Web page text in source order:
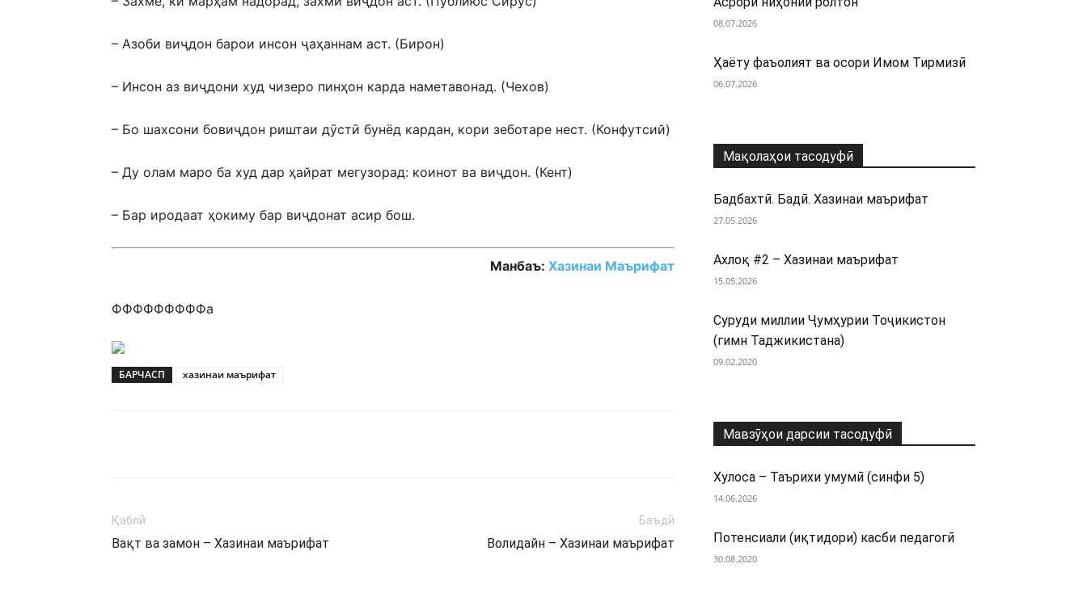
– Азоби виҷдон барои инсон ҷаҳаннам аст. (Бирон)
– Инсон аз виҷдони худ чизеро пинҳон карда наметавонад. (Чехов)
– Бо шахсони бовиҷдон риштаи дӯстӣ бунёд кардан, кори зеботаре нест. (Конфутсий)
– Ду олам маро ба худ дар ҳайрат мегузорад: коинот ва виҷдон. (Кент)
– Бар иродаат ҳокиму бар виҷдонат асир бош.
Манбаъ: Хазинаи Маърифат
ФФФФФФФФФа
БАРЧАСП хазинаи маърифат
Қаблӣ
Вақт ва замон – Хазинаи маърифат
Баъдӣ
Волидайн – Хазинаи маърифат
08.07.2026
Ҳаёту фаъолият ва осори Имом Тирмизӣ
06.07.2026
Мақолаҳои тасодуфӣ
Бадбахтӣ. Бадӣ. Хазинаи маърифат
27.05.2026
Ахлоқ #2 – Хазинаи маърифат
15.05.2026
Суруди миллии Ҷумҳурии Тоҷикистон
(гимн Таджикистана)
09.02.2020
Мавзӯҳои дарсии тасодуфӣ
Хулоса – Таърихи умумӣ (синфи 5)
14.06.2026
Потенсиали (иқтидори) касби педагогӣ
30.08.2020